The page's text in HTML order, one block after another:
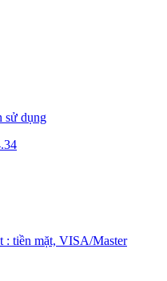
sử dụng
: tiền mặt, VISA/Master